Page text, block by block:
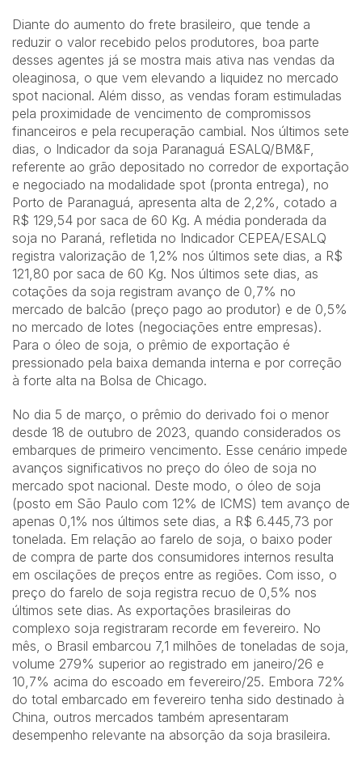
Diante do aumento do frete brasileiro, que tende a
reduzir o valor recebido pelos produtores, boa parte
desses agentes já se mostra mais ativa nas vendas da
oleaginosa, o que vem elevando a liquidez no mercado
spot nacional. Além disso, as vendas foram estimuladas
pela proximidade de vencimento de compromissos
financeiros e pela recuperação cambial. Nos últimos sete
dias, o Indicador da soja Paranaguá ESALQ/BM&F,
referente ao grão depositado no corredor de exportação
e negociado na modalidade spot (pronta entrega), no
Porto de Paranaguá, apresenta alta de 2,2%, cotado a
R$ 129,54 por saca de 60 Kg. A média ponderada da
soja no Paraná, refletida no Indicador CEPEA/ESALQ
registra valorização de 1,2% nos últimos sete dias, a R$
121,80 por saca de 60 Kg. Nos últimos sete dias, as
cotações da soja registram avanço de 0,7% no
mercado de balcão (preço pago ao produtor) e de 0,5%
no mercado de lotes (negociações entre empresas).
Para o óleo de soja, o prêmio de exportação é
pressionado pela baixa demanda interna e por correção
à forte alta na Bolsa de Chicago.
No dia 5 de março, o prêmio do derivado foi o menor
desde 18 de outubro de 2023, quando considerados os
embarques de primeiro vencimento. Esse cenário impede
avanços significativos no preço do óleo de soja no
mercado spot nacional. Deste modo, o óleo de soja
(posto em São Paulo com 12% de ICMS) tem avanço de
apenas 0,1% nos últimos sete dias, a R$ 6.445,73 por
tonelada. Em relação ao farelo de soja, o baixo poder
de compra de parte dos consumidores internos resulta
em oscilações de preços entre as regiões. Com isso, o
preço do farelo de soja registra recuo de 0,5% nos
últimos sete dias. As exportações brasileiras do
complexo soja registraram recorde em fevereiro. No
mês, o Brasil embarcou 7,1 milhões de toneladas de soja,
volume 279% superior ao registrado em janeiro/26 e
10,7% acima do escoado em fevereiro/25. Embora 72%
do total embarcado em fevereiro tenha sido destinado à
China, outros mercados também apresentaram
desempenho relevante na absorção da soja brasileira.